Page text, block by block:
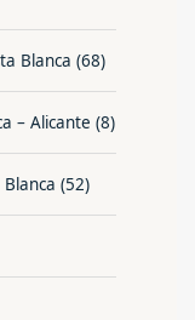
Blanca (68)
– Alicante (8)
(52)